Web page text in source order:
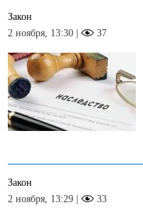
Закон
2 ноября, 13:30 |
37
Закон
2 ноября, 13:29 |
33